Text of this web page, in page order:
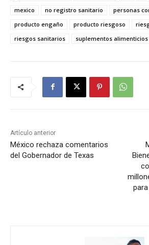
mexico
no registro sanitario
personas
producto engaño
producto riesgoso
riesgos sanitarios
suplementos alimenticios
Artículo anterior
México rechaza comentarios
del Gobernador de Texas